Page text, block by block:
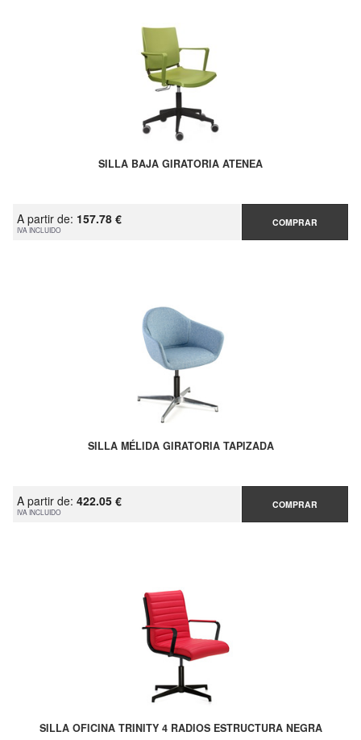
SILLA BAJA GIRATORIA ATENEA
A partir de: 157.78 €
IVA INCLUIDO
COMPRAR
SILLA MÉLIDA GIRATORIA TAPIZADA
A partir de: 422.05 €
IVA INCLUIDO
COMPRAR
SILLA OFICINA TRINITY 4 RADIOS ESTRUCTURA NEGRA